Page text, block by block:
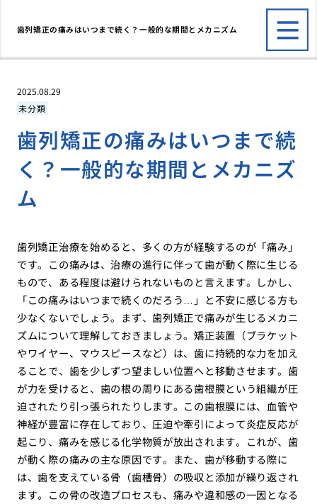
歯列矯正の痛みはいつまで続く？一般的な期間とメカニズム
2025.08.29
未分類
歯列矯正の痛みはいつまで続
く？一般的な期間とメカニズ
ム
歯列矯正治療を始めると、多くの方が経験するのが「痛み」
です。この痛みは、治療の進行に伴って歯が動く際に生じる
もので、ある程度は避けられないものと言えます。しかし、
「この痛みはいつまで続くのだろう…」と不安に感じる方も
少なくないでしょう。まず、歯列矯正で痛みが生じるメカニ
ズムについて理解しておきましょう。矯正装置（ブラケット
やワイヤー、マウスピースなど）は、歯に持続的な力を加え
ることで、歯を少しずつ望ましい位置へと移動させます。歯
が力を受けると、歯の根の周りにある歯根膜という組織が圧
迫されたり引っ張られたりします。この歯根膜には、血管や
神経が豊富に存在しており、圧迫や牽引によって炎症反応が
起こり、痛みを感じる化学物質が放出されます。これが、歯
が動く際の痛みの主な原因です。また、歯が移動する際に
は、歯を支えている骨（歯槽骨）の吸収と添加が繰り返され
ます。この骨の改造プロセスも、痛みや違和感の一因となる